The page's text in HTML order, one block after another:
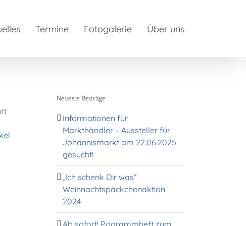
Termine Fotogalerie Über uns
Neueste Beiträge
Informationen für
Markthändler – Aussteller für
Johannismarkt am 22.06.2025
gesucht!
„Ich schenk Dir was“
Weihnachtspäckchenaktion
2024
Ab sofort! Pogrammheft zum